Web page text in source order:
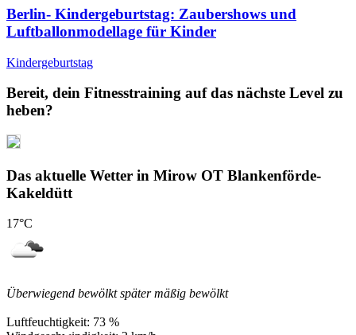
Berlin- Kindergeburtstag: Zaubershows und
Luftballonmodellage für Kinder
Kindergeburtstag
Bereit, dein Fitnesstraining auf das nächste Level zu
heben?
Das aktuelle Wetter in Mirow OT Blankenförde-
Kakeldütt
17°C
Überwiegend bewölkt später mäßig bewölkt
Luftfeuchtigkeit: 73 %